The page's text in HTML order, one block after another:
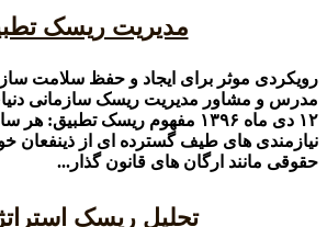
مدیریت ریسک
رویکردی موثر برای ایجاد و حفظ سلامت
مدرس و مشاور مدیریت ریسک سازمانی
۱۲ دی ماه ۱۳۹۶ مفهوم ریسک تطبیق:
نیازمندی های طیف گسترده ای از ذینفعان
حقوقی مانند ارگان های قانون گذار...
تحلیل ریسک